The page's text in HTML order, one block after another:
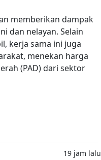
memberikan dampak
dan nelayan. Selain
kerja sama ini juga
menekan harga
(PAD) dari sektor
19 jam lalu